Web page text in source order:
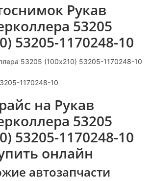
Рукав
53205
53205-1170248-10
1170248-10
на Рукав
53205
53205-1170248-10
онлайн
автозапчасти